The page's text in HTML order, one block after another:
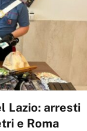
Lazio: arresti
e Roma